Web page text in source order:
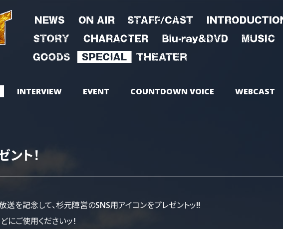
INTERVIEW EVENT COUNTDOWN VOICE
WEBCAST
ト！
を記念して、杉元陣営のSNS用アイコンをプレゼントッ!!
にご使用くださいッ！